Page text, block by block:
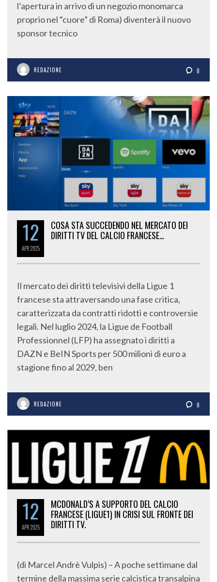
l’apertura in arrivo di un negozio monomarca
proprio nel “cuore” di Roma) diventerà il nuovo
sponsor tecnico
REDAZIONE 0
12
APR2025
COSA STA SUCCEDENDO NEL MERCATO DEI
DIRITTI TV DEL CALCIO FRANCESE…
Il mercato dei diritti televisivi della Ligue 1
francese sta attraversando una fase critica,
caratterizzata da contratti ridotti e controversie
legali. Nel luglio 2024, la Ligue de Football
Professionnel (LFP) ha assegnato i diritti a
DAZN e BeIN Sports per 500 milioni di euro a
stagione fino al 2029, ben
REDAZIONE 0
12
APR2025
MCDONALD’S A SUPPORTO DEL CALCIO
FRANCESE (LIGUE1) IN CRISI SUL FRONTE DEI
DIRITTI TV.
(di Marcel Andrè Vulpis) – A poche settimane dal
termine della massima serie calcistica transalpina